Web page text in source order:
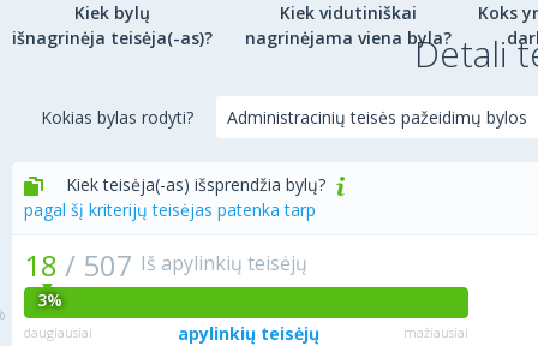
Kiek bylų
išnagrinėja teisėja(-as)?
Kiek vidutiniškai
nagrinėjama viena byla?
Koks
Detali
Kokias bylas rodyti?
Kiek teisėja(-as) išsprendžia bylų?
pagal šį kriterijų teisėjas patenka tarp
18 / 507 Iš apylinkių teisėjų
3%
daugiausiai apylinkių teisėjų mažiausiai